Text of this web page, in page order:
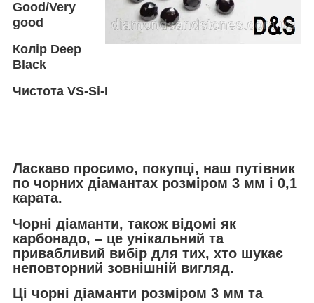
Good/Very
good
Колір Deep
Black
Чистота VS-Si-I
Ласкаво просимо, покупці, наш путівник
по чорних діамантах розміром 3 мм і 0,1
карата.
Чорні діаманти, також відомі як
карбонадо, – це унікальний та
привабливий вибір для тих, хто шукає
неповторний зовнішній вигляд.
Ці чорні діаманти розміром 3 мм та